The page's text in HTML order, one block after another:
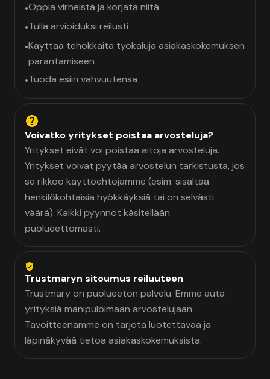
•Oppia virheistä ja korjata niitä
•Tulla arvioiduksi reilusti
•Käyttää tehokkaita työkaluja asiakaskokemuksen
parantamiseen
•Tuoda esiin vahvuutensa
Voivatko yritykset poistaa arvosteluja?
Yritykset eivät voi poistaa aitoja arvosteluja.
Yritykset voivat pyytää arvostelun tarkistusta, jos
se rikkoo käyttöehtojamme (esim. sisältää
henkilökohtaisia hyökkäyksiä tai on selvästi
väärä). Kaikki pyynnöt käsitellään
puolueettomasti.
Trustmaryn sitoumus reiluuteen
Trustmary on puolueeton palvelu. Emme auta
yrityksiä manipuloimaan arvostelujaan.
Tavoitteenamme on tarjota luotettavaa ja
läpinäkyvää tietoa asiakaskokemuksista.